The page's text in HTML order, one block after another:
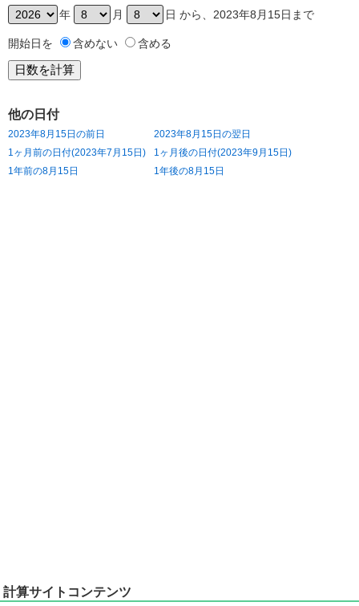
年 月 日 から、2023年8月15日まで
開始日を 含めない 含める
他の日付
2023年8月15日の前日
2023年8月15日の翌日
1ヶ月前の日付(2023年7月15日)
1ヶ月後の日付(2023年9月15日)
1年前の8月15日
1年後の8月15日
計算サイトコンテンツ